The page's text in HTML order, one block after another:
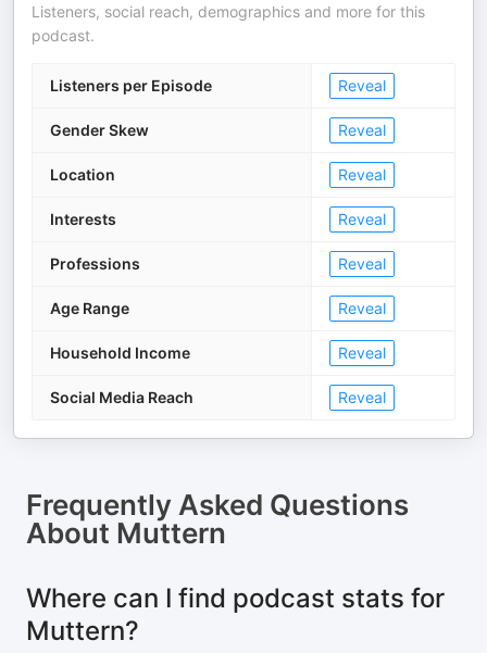
Listeners, social reach, demographics and more for this
podcast.
Listeners per Episode Reveal
Gender Skew Reveal
Location Reveal
Interests Reveal
Professions Reveal
Age Range Reveal
Household Income Reveal
Social Media Reach Reveal
Frequently Asked Questions
About Muttern
Where can I find podcast stats for
Muttern?